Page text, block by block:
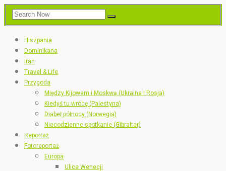
Hiszpania
Dominikana
Iran
Travel & Life
Przygoda
Między Kijowem i Moskwą (Ukraina i Rosja)
Kiedyś tu wrócę (Palestyna)
Diabeł północy (Norwegia)
Niecodzienne spotkanie (Gibraltar)
Reportaż
Fotoreportaż
Europa
Ulice Wenecji